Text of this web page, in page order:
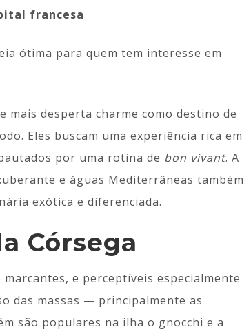
francesa
ótima para quem tem interesse em
desperta charme como destino de
Eles buscam uma experiência rica em
por uma rotina de bon vivant. A
e águas Mediterrâneas também
exótica e diferenciada.
Córsega
e perceptíveis especialmente
das massas — principalmente as
são populares na ilha o gnocchi e a